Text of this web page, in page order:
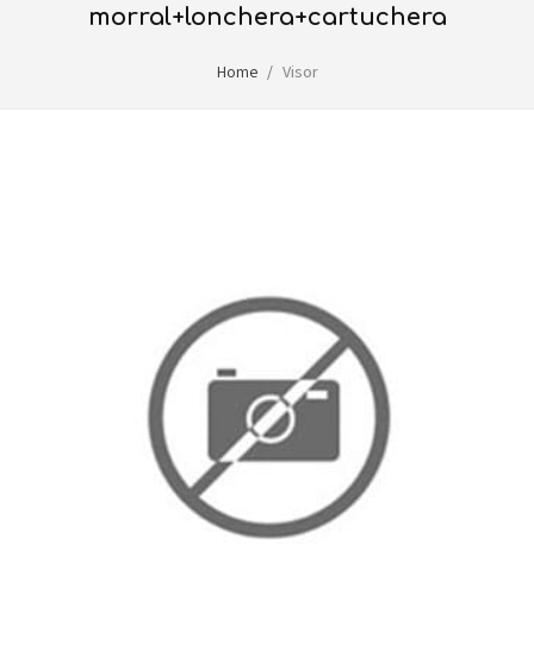
morral+lonchera+cartuchera
Home Visor